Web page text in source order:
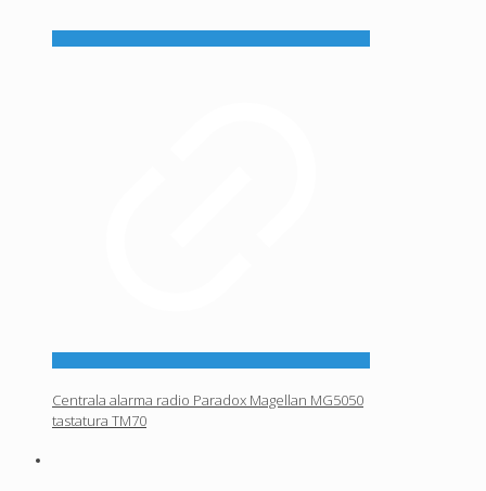
Centrala alarma radio Paradox Magellan MG5050
tastatura TM70